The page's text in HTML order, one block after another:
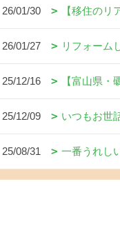
26/01/30 【移住の
26/01/27 リフォーム
25/12/16 【富山県
25/12/09 いつもお世
25/08/31 一番うれし